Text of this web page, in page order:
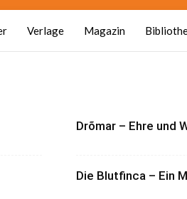
Verlage Magazin
Drõmar – Ehre und
Die Blutfinca – Ein